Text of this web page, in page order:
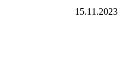
15.11.2023